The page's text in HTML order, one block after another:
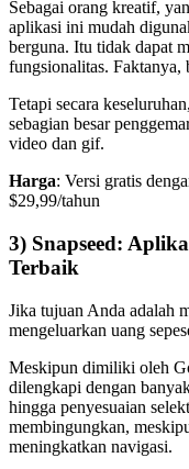
Sebagai orang kreatif,
aplikasi ini mudah
berguna. Itu tidak dapat
fungsionalitas. Faktanya,
Tetapi secara
sebagian besar
video dan gif.
Harga: Versi gratis
$29,99/tahun
3) Snapseed:
Terbaik
Jika tujuan Anda adalah
mengeluarkan uang
Meskipun dimiliki oleh
dilengkapi dengan
hingga penyesuaian
membingungkan,
meningkatkan navigasi.